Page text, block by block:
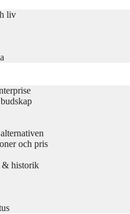
liv
och pris
& historik